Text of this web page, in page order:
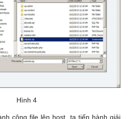
Hình 4
công file lên host, ta tiến hành giải